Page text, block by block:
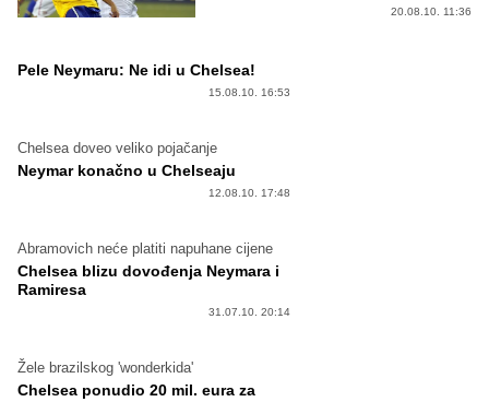
20.08.10. 11:36
Pele Neymaru: Ne idi u Chelsea!
15.08.10. 16:53
Chelsea doveo veliko pojačanje
Neymar konačno u Chelseaju
12.08.10. 17:48
Abramovich neće platiti napuhane cijene
Chelsea blizu dovođenja Neymara i
Ramiresa
31.07.10. 20:14
Žele brazilskog 'wonderkida'
Chelsea ponudio 20 mil. eura za